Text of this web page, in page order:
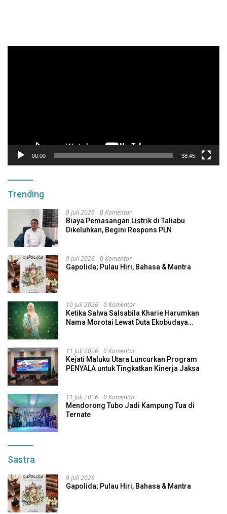
00:00 38:45
Trending
9 Juli 2026 0 Komentar
Biaya Pemasangan Listrik di Taliabu
Dikeluhkan, Begini Respons PLN
9 Juli 2026 0 Komentar
Gapolida; Pulau Hiri, Bahasa & Mantra
10 Juli 2026 0 Komentar
Ketika Salwa Salsabila Kharie Harumkan
Nama Morotai Lewat Duta Ekobudaya
11 Juli 2026 0 Komentar
Kejati Maluku Utara Luncurkan Program
PENYALA untuk Tingkatkan Kinerja Jaksa
11 Juli 2026 0 Komentar
Mendorong Tubo Jadi Kampung Tua di
Ternate
Sastra
9 Juli 2026
Gapolida; Pulau Hiri, Bahasa & Mantra